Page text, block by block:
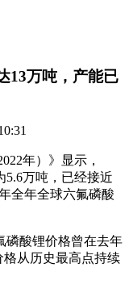
13万吨，产能已
年）》显示，
5.6万吨，已经接近
全年全球六氟磷酸
酸锂价格曾在去年
格从历史最高点持续